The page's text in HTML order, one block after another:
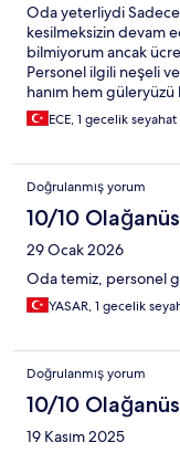
Oda yeterliydi
kesilmeksizin devam
bilmiyorum ancak
Personel ilgili neşeli
hanım hem
oldu. Havuz tarafı
performans oteli gibi
ECE, 1 gecelik seyahat
Doğrulanmış yorum
10/10
29 Ocak 2026
Oda temiz, personel
YASAR, 1 gecelik
Doğrulanmış yorum
10/10
19 Kasım 2025